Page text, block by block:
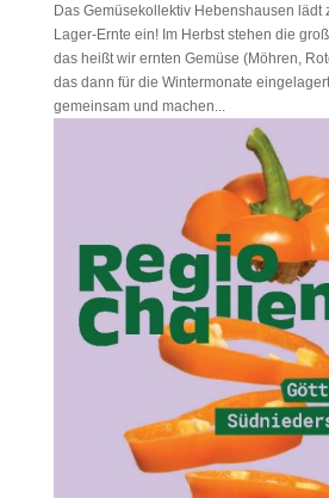
Das Gemüsekollektiv Hebenshausen lädt
Lager-Ernte ein! Im Herbst stehen die
das heißt wir ernten Gemüse (Möhren,
das dann für die Wintermonate
gemeinsam und machen...